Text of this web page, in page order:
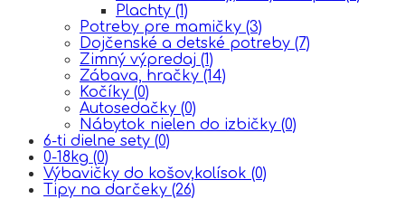
Plachty (1)
Potreby pre mamičky (3)
Dojčenské a detské potreby (7)
Zimný výpredaj (1)
Zábava, hračky (14)
Kočíky (0)
Autosedačky (0)
Nábytok nielen do izbičky (0)
6-ti dielne sety (0)
0-18kg (0)
Výbavičky do košov,kolísok (0)
Tipy na darčeky (26)